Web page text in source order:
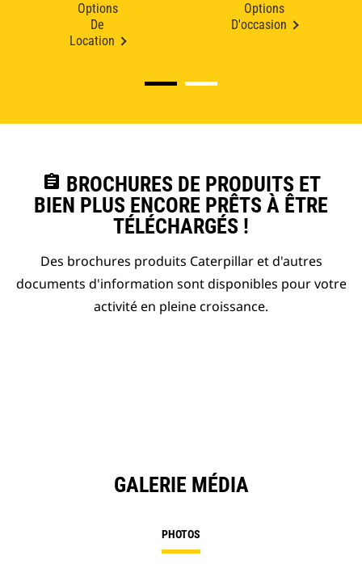
Options
De
Location
Options
D'occasion
assignment BROCHURES DE PRODUITS ET
BIEN PLUS ENCORE PRÊTS À ÊTRE
TÉLÉCHARGÉS !
Des brochures produits Caterpillar et d'autres
documents d'information sont disponibles pour votre
activité en pleine croissance.
GALERIE MÉDIA
PHOTOS